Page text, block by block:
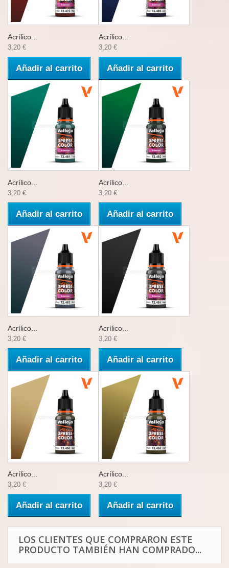
Acrílico...
3,20 €
Añadir al carrito
Acrílico...
3,20 €
Añadir al carrito
Acrílico...
3,20 €
Añadir al carrito
Acrílico...
3,20 €
Añadir al carrito
Acrílico...
3,20 €
Añadir al carrito
Acrílico...
3,20 €
Añadir al carrito
Acrílico...
3,20 €
Añadir al carrito
Acrílico...
3,20 €
Añadir al carrito
LOS CLIENTES QUE COMPRARON ESTE
PRODUCTO TAMBIÉN HAN COMPRADO...